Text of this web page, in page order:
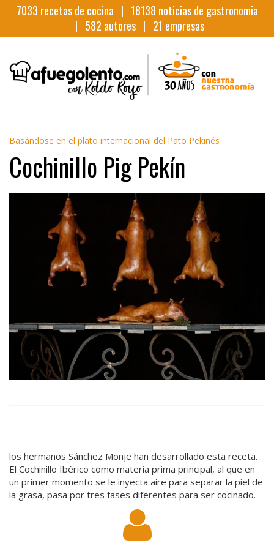
7033 recetas de cocina | 18138 noticias de gastronomia
| 582 autores | 21 empresas
Basándose en el plato internacional del Pato Pekinés
Cochinillo Pig Pekín
los hermanos Sánchez Monje han desarrollado esta receta.
El Cochinillo Ibérico como materia prima principal, al que en
un primer momento se le inyecta aire para separar la piel de
la grasa, pasa por tres fases diferentes para ser cocinado.